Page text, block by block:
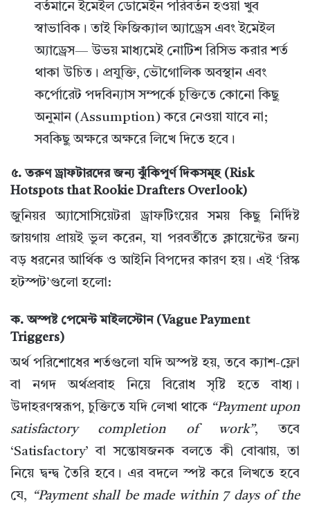
বর্তমানে ইমেইল ডোমেইন পরিবর্তন হওয়া খুব
স্বাভাবিক। তাই ফিজিক্যাল অ্যাড্রেস এবং ইমেইল
অ্যাড্রেস— উভয় মাধ্যমেই নোটিশ রিসিভ করার শর্ত
থাকা উচিত। প্রযুক্তি, ভৌগোলিক অবস্থান এবং
কর্পোরেট পদবিন্যাস সম্পর্কে চুক্তিতে কোনো কিছু
অনুমান (Assumption) করে নেওয়া যাবে না;
সবকিছু অক্ষরে অক্ষরে লিখে দিতে হবে।
৫. তরুণ ড্রাফটারদের জন্য ঝুঁকিপূর্ণ দিকসমূহ (Risk
Hotspots that Rookie Drafters Overlook)
জুনিয়র অ্যাসোসিয়েটরা ড্রাফটিংয়ের সময় কিছু নির্দিষ্ট
জায়গায় প্রায়ই ভুল করেন, যা পরবর্তীতে ক্লায়েন্টের জন্য
বড় ধরনের আর্থিক ও আইনি বিপদের কারণ হয়। এই ‘রিস্ক
হটস্পট’গুলো হলো:
ক. অস্পষ্ট পেমেন্ট মাইলস্টোন (Vague Payment
Triggers)
অর্থ পরিশোধের শর্তগুলো যদি অস্পষ্ট হয়, তবে ক্যাশ-ফ্লো
বা নগদ অর্থপ্রবাহ নিয়ে বিরোধ সৃষ্টি হতে বাধ্য।
উদাহরণস্বরূপ, চুক্তিতে যদি লেখা থাকে “Payment upon
satisfactory completion of work”, তবে
‘Satisfactory’ বা সন্তোষজনক বলতে কী বোঝায়, তা
নিয়ে দ্বন্দ্ব তৈরি হবে। এর বদলে স্পষ্ট করে লিখতে হবে
যে,
“Payment shall be made within 7 days of the